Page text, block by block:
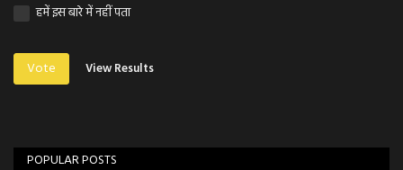
हमें इस बारे में नहीं पता
Vote View Results
POPULAR POSTS